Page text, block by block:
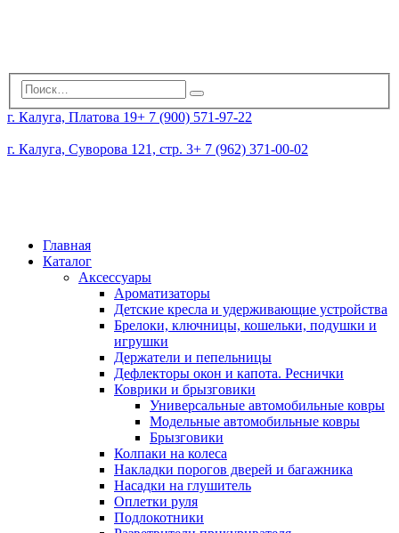
г. Калуга, Платова 19+ 7 (900) 571-97-22
г. Калуга, Суворова 121, стр. 3+ 7 (962) 371-00-02
Главная
Каталог
Аксессуары
Ароматизаторы
Детские кресла и удерживающие устройства
Брелоки, ключницы, кошельки, подушки и
игрушки
Держатели и пепельницы
Дефлекторы окон и капота. Реснички
Коврики и брызговики
Универсальные автомобильные ковры
Модельные автомобильные ковры
Брызговики
Колпаки на колеса
Накладки порогов дверей и багажника
Насадки на глушитель
Оплетки руля
Подлокотники